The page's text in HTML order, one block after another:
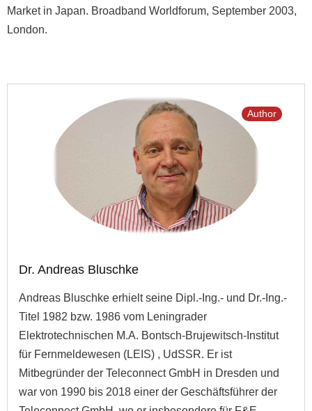
Market in Japan. Broadband Worldforum, September 2003,
London.
Dr. Andreas Bluschke
Andreas Bluschke erhielt seine Dipl.-Ing.- und Dr.-Ing.-
Titel 1982 bzw. 1986 vom Leningrader
Elektrotechnischen M.A. Bontsch-Brujewitsch-Institut
für Fernmeldewesen (LEIS) , UdSSR. Er ist
Mitbegründer der Teleconnect GmbH in Dresden und
war von 1990 bis 2018 einer der Geschäftsführer der
Author